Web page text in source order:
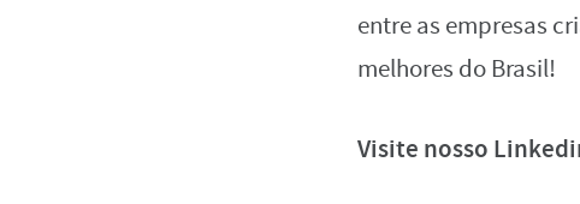
entre as empresas
melhores do Brasil!
Visite nosso